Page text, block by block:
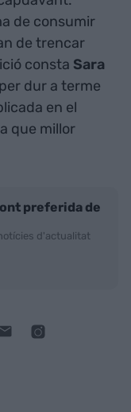
de consumir
de trencar
consta Sara
dur a terme
en el
que millor
preferida de
d'actualitat